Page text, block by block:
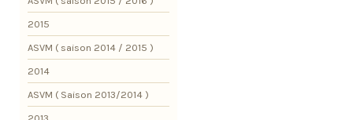
2015
ASVM ( saison 2014 / 2015 )
2014
ASVM ( Saison 2013/2014 )